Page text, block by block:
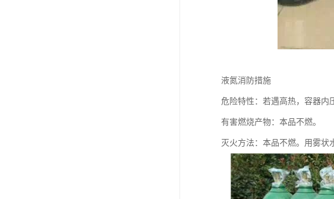
液氮消防措施
危险特性：若遇高热，容器内
有害燃烧产物：本品不燃。
灭火方法：本品不燃。用雾状